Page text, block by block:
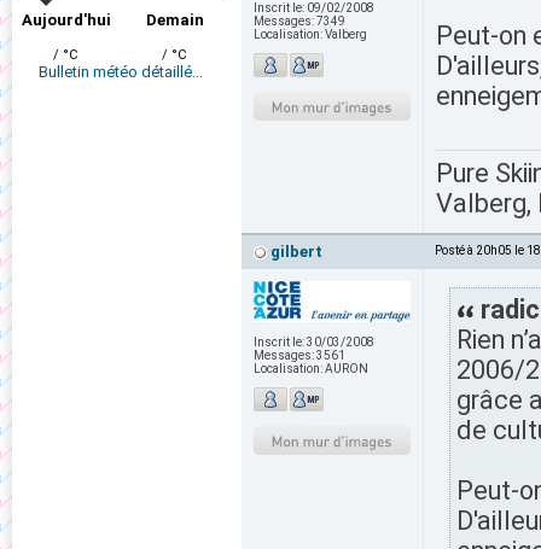
Aujourd'hui
/ °C
Demain
/ °C
Bulletin météo détaillé...
Inscrit le: 09/02/2008
Messages:7349
Localisation:Valberg
Peut-on
Pure
Valberg,
gilbert Posté à 20h05 le
Inscrit le:30/03/2008
Messages:3561
Localisation:AURON
Rien
2006/
grâce
de
Peut-